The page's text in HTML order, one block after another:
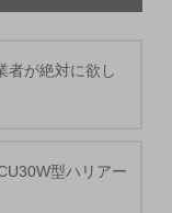
者が絶対に欲し
型ハリアー